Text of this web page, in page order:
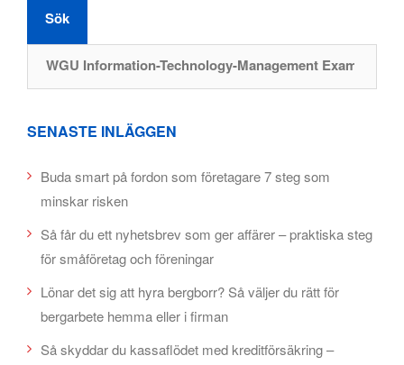
SENASTE INLÄGGEN
Buda smart på fordon som företagare 7 steg som
minskar risken
Så får du ett nyhetsbrev som ger affärer – praktiska steg
för småföretag och föreningar
Lönar det sig att hyra bergborr? Så väljer du rätt för
bergarbete hemma eller i firman
Så skyddar du kassaflödet med kreditförsäkring –